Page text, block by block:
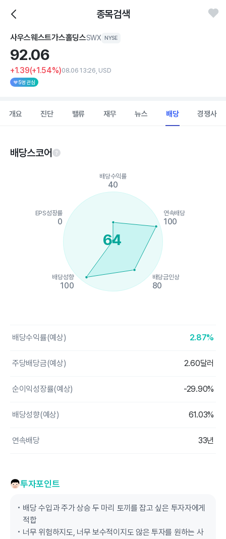
종목검색
사우스웨스트가스홀딩스SWX NYSE
92.06
+1.39(+1.54%)08.06 13:26, USD
5명 관심
개요 진단 밸류 재무 뉴스 배당 경쟁사
배당스코어
The chart has 1 X axis displaying categories.
The chart has 1 Y axis displaying values. Data ranges from 0
64
배당수익률
40
연속배당
100
배당금인상
80
배당성향
100
EPS성장률
0
배당수익률(예상) 2.87%
주당배당금(예상) 2.60달러
순이익성장률(예상) -29.90%
배당성향(예상) 61.03%
연속배당 33년
투자포인트
배당 수입과 주가 상승 두 마리 토끼를 잡고 싶은 투자자에게
적합
너무 위험하지도, 너무 보수적이지도 않은 투자를 원하는 사